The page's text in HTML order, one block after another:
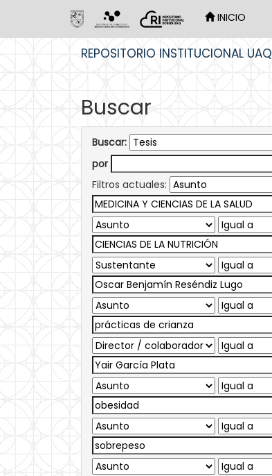
INICIO
REPOSITORIO INSTITUCIONAL UAQ
Buscar
Buscar:
por
Filtros actuales: